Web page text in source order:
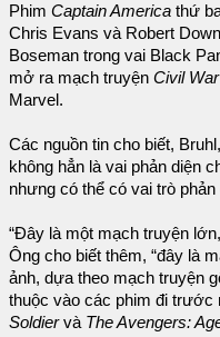
Phim Captain America thứ
Chris Evans và Robert
Boseman trong vai Black
mở ra mạch truyện Civil War
Marvel.
Các nguồn tin cho biết,
không hẳn là vai phản diện
nhưng có thể có vai trò
“Đây là một mạch truyện
Ông cho biết thêm, “đây là
ảnh, dựa theo mạch truyện
thuộc vào các phim đi trước
Soldiervà The Avengers: